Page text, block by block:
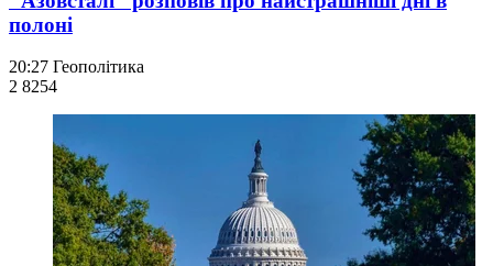
полоні
20:27 Геополітика
2 8254